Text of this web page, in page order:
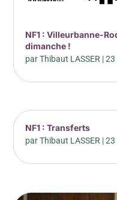
NF1 : Villeurbanne-
dimanche !
parThibaut LASSER |23
NF1 : Transferts
parThibaut LASSER |23